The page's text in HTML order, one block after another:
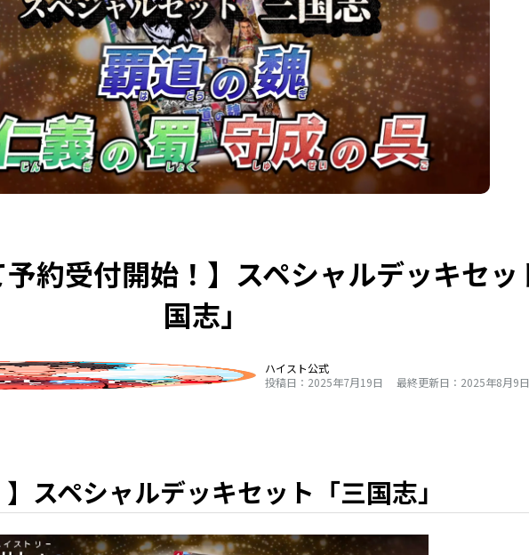
予約受付開始！】スペシャルデッキセッ
国志」
ハイスト公式
投稿日：2025年7月19日
最終更新日：2025年8月9日
】スペシャルデッキセット「三国志」